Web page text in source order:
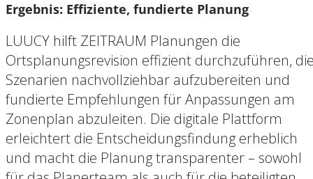
Ergebnis: Effiziente, fundierte Planung
LUUCY hilft ZEITRAUM Planungen die
Ortsplanungsrevision effizient durchzuführen,
Szenarien nachvollziehbar aufzubereiten und
fundierte Empfehlungen für Anpassungen am
Zonenplan abzuleiten. Die digitale Plattform
erleichtert die Entscheidungsfindung erheblich
und macht die Planung transparenter – sowohl